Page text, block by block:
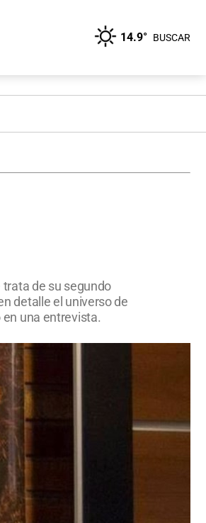
14.9° BUSCAR
trata de su segundo
detalle el universo de
en una entrevista.